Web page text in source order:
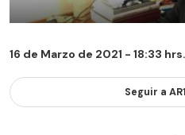
16 de Marzo de 2021 - 18:33 hrs.
Seguir a